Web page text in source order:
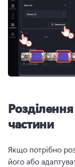
частини
Якщо потрібно
його або